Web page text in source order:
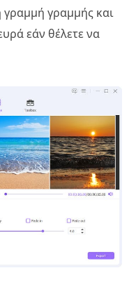
γραμμής και
εάν θέλετε να